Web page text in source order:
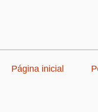
Página inicial